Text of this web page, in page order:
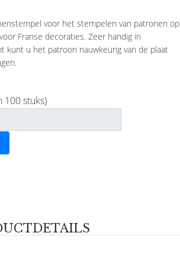
voor het stempelen van patronen op
Franse decoraties. Zeer handig in
kunt u het patroon nauwkeurig van de plaat
100 stuks)